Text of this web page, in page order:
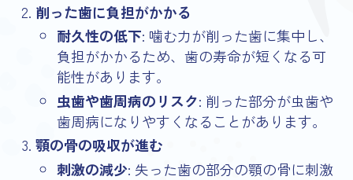
削った歯に負担がかかる
耐久性の低下: 噛む力が削った歯に集中し、
負担がかかるため、歯の寿命が短くなる可
能性があります。
虫歯や歯周病のリスク: 削った部分が虫歯や
歯周病になりやすくなることがあります。
顎の骨の吸収が進む
刺激の減少: 失った歯の部分の顎の骨に刺激